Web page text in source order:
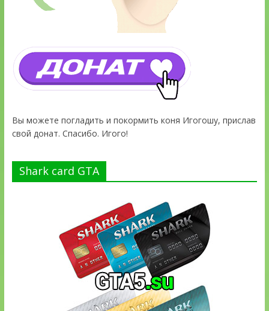
Вы можете погладить и покормить коня Игогошу, прислав
свой донат. Спасибо. Игого!
Shark card GTA